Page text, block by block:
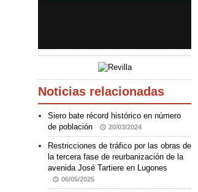
Noticias relacionadas
Siero bate récord histórico en número
de población
20/03/2024
Restricciones de tráfico por las obras de
la tercera fase de reurbanización de la
avenida José Tartiere en Lugones
06/05/2025